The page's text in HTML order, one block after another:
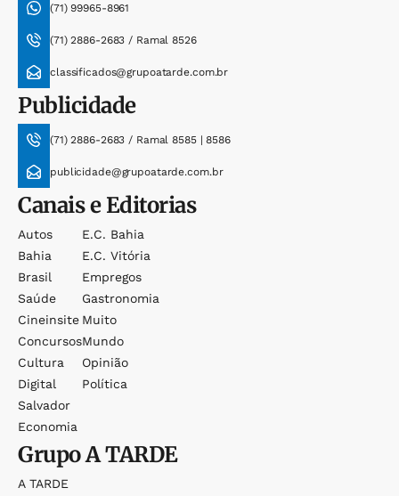
(71) 99965-8961
(71) 2886-2683 / Ramal 8526
classificados@grupoatarde.com.br
Publicidade
(71) 2886-2683 / Ramal 8585 | 8586
publicidade@grupoatarde.com.br
Canais e Editorias
Autos
Bahia
Brasil
Saúde
Cineinsite
Concursos
Cultura
Digital
Salvador
Economia
E.c. Bahia
E.c. Vitória
Empregos
Gastronomia
Muito
Mundo
Opinião
Política
GrupoA TARDE
A TARDE